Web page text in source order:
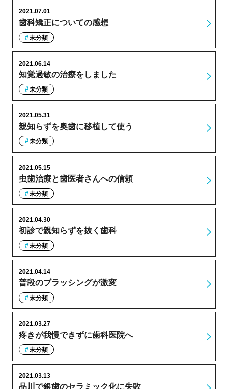
歯科矯正についての感想
2021.07.01
未分類
知覚過敏の治療をしました
2021.06.14
未分類
親知らずを奥歯に移植して使う
2021.05.31
未分類
虫歯治療と歯医者さんへの信頼
2021.05.15
未分類
初診で親知らずを抜く歯科
2021.04.30
未分類
普段のブラッシングが激変
2021.04.14
未分類
疼きが我慢できずに歯科医院へ
2021.03.27
未分類
品川で銀歯のセラミック化に失敗
2021.03.13